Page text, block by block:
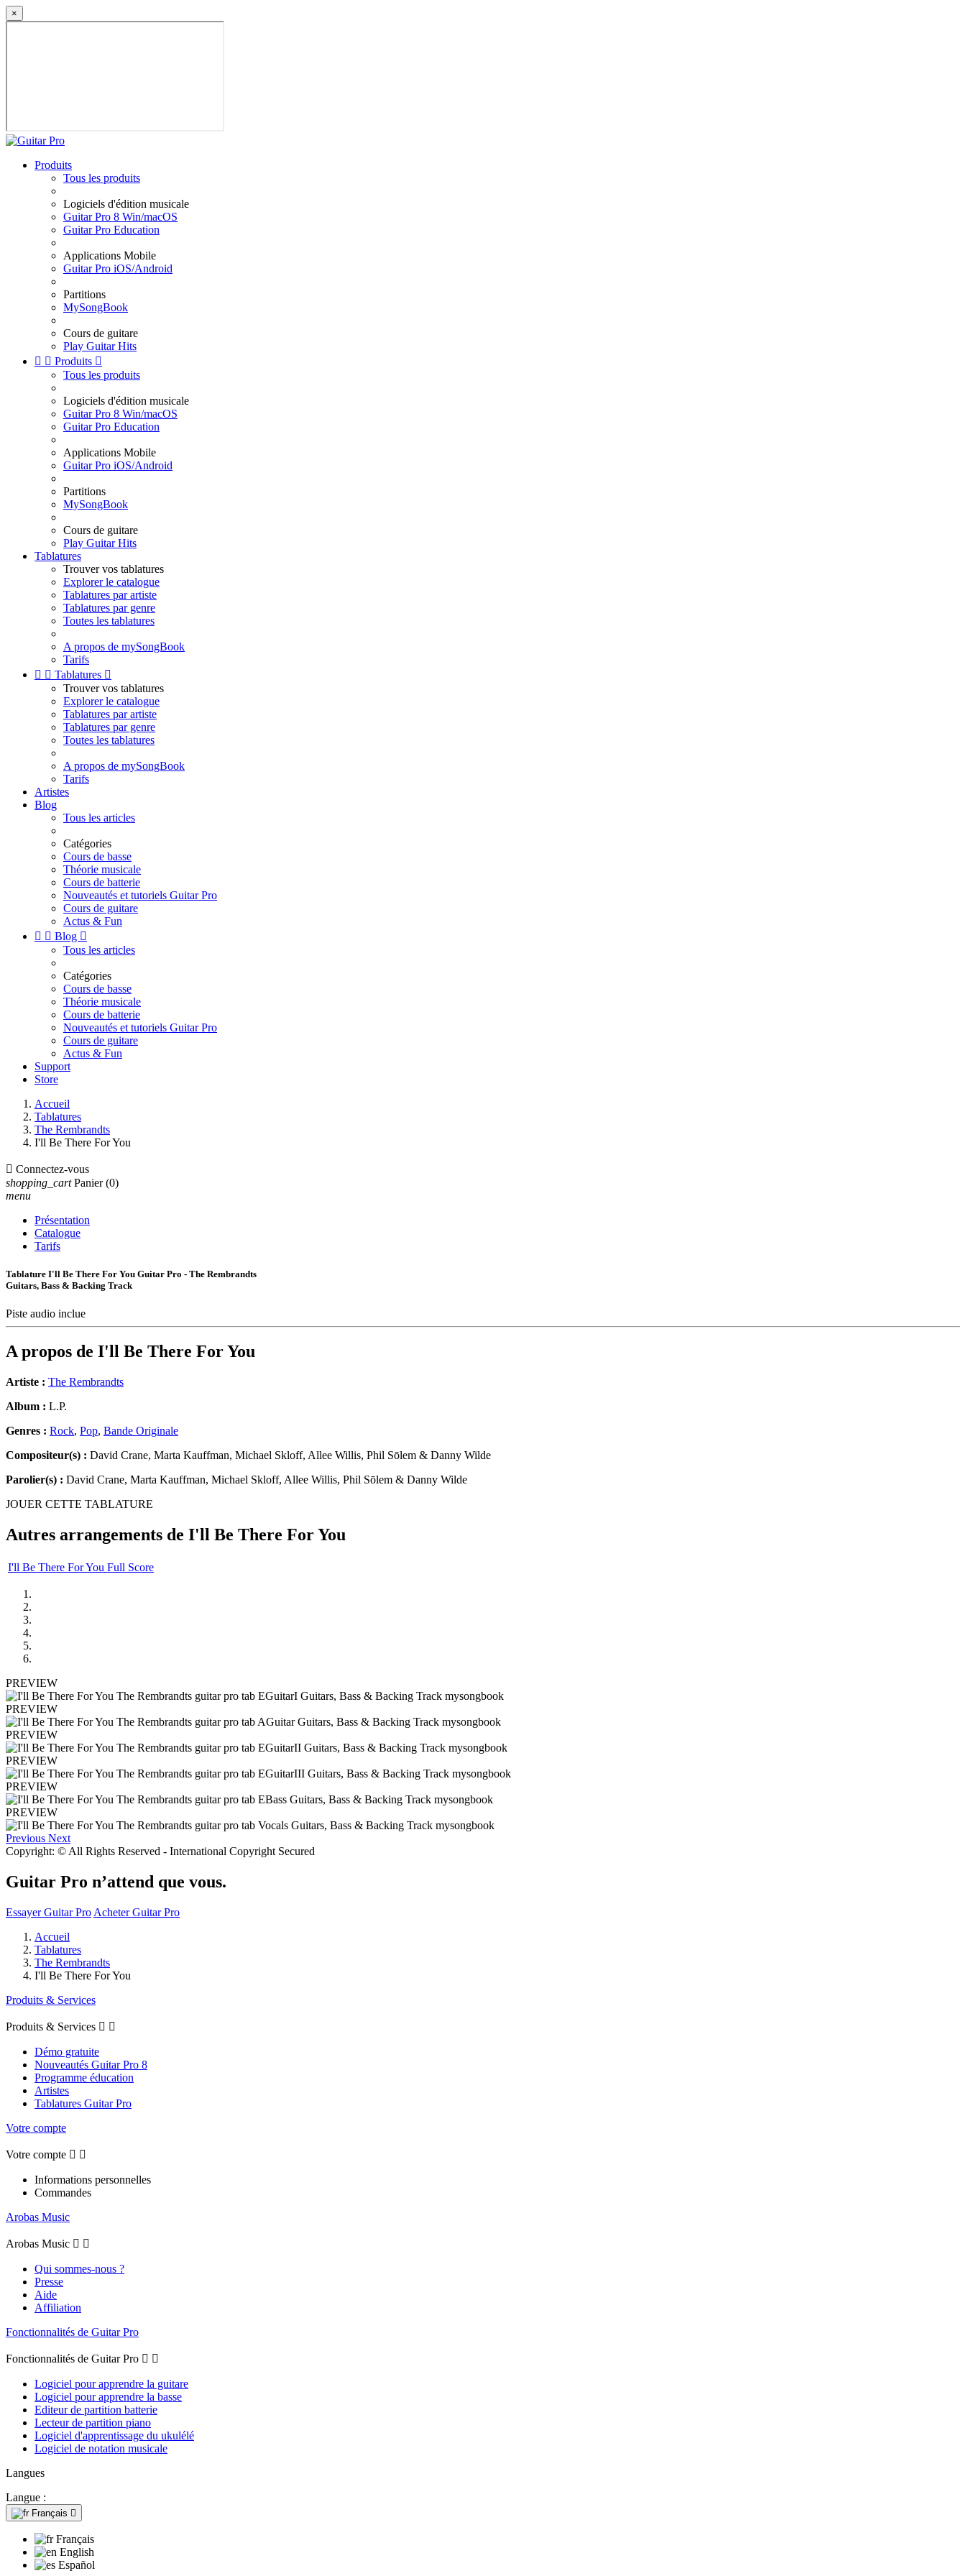
×
Produits
Tous les produits
Logiciels d'édition musicale
Guitar Pro 8 Win/macOS
Guitar Pro Education
Applications Mobile
Guitar Pro iOS/Android
Partitions
MySongBook
Cours de guitare
Play Guitar Hits
  Produits 
Tous les produits
Logiciels d'édition musicale
Guitar Pro 8 Win/macOS
Guitar Pro Education
Applications Mobile
Guitar Pro iOS/Android
Partitions
MySongBook
Cours de guitare
Play Guitar Hits
Tablatures
Trouver vos tablatures
Explorer le catalogue
Tablatures par artiste
Tablatures par genre
Toutes les tablatures
A propos de mySongBook
Tarifs
  Tablatures 
Trouver vos tablatures
Explorer le catalogue
Tablatures par artiste
Tablatures par genre
Toutes les tablatures
A propos de mySongBook
Tarifs
Artistes
Blog
Tous les articles
Catégories
Cours de basse
Théorie musicale
Cours de batterie
Nouveautés et tutoriels Guitar Pro
Cours de guitare
Actus & Fun
  Blog 
Tous les articles
Catégories
Cours de basse
Théorie musicale
Cours de batterie
Nouveautés et tutoriels Guitar Pro
Cours de guitare
Actus & Fun
Support
Store
Accueil
Tablatures
The Rembrandts
I'll Be There For You
 Connectez-vous
shopping_cart Panier (0)
menu
Présentation
Catalogue
Tarifs
Tablature I'll Be There For You Guitar Pro - The Rembrandts
Guitars, Bass & Backing Track
Piste audio inclue
A propos de I'll Be There For You
Artiste : The Rembrandts
Album : L.P.
Genres : Rock, Pop, Bande Originale
Compositeur(s) : David Crane, Marta Kauffman, Michael Skloff, Allee Willis, Phil Sōlem & Danny Wilde
Parolier(s) : David Crane, Marta Kauffman, Michael Skloff, Allee Willis, Phil Sōlem & Danny Wilde
JOUER CETTE TABLATURE
Autres arrangements de I'll Be There For You
I'll Be There For You Full Score
PREVIEW
PREVIEW
PREVIEW
PREVIEW
PREVIEW
PREVIEW
Previous Next
Copyright: © All Rights Reserved - International Copyright Secured
Guitar Pro n’attend que vous.
Essayer Guitar Pro Acheter Guitar Pro
Accueil
Tablatures
The Rembrandts
I'll Be There For You
Produits & Services
Produits & Services  
Démo gratuite
Nouveautés Guitar Pro 8
Programme éducation
Artistes
Tablatures Guitar Pro
Votre compte
Votre compte  
Informations personnelles
Commandes
Arobas Music
Arobas Music  
Qui sommes-nous ?
Presse
Aide
Affiliation
Fonctionnalités de Guitar Pro
Fonctionnalités de Guitar Pro  
Logiciel pour apprendre la guitare
Logiciel pour apprendre la basse
Editeur de partition batterie
Lecteur de partition piano
Logiciel d'apprentissage du ukulélé
Logiciel de notation musicale
Langues
Langue :
Français 
Français
English
Español